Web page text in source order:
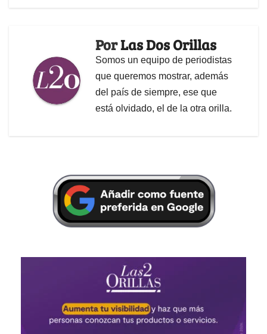
PorLas Dos Orillas
Somos un equipo de periodistas
que queremos mostrar, además
del país de siempre, ese que
está olvidado, el de la otra orilla.